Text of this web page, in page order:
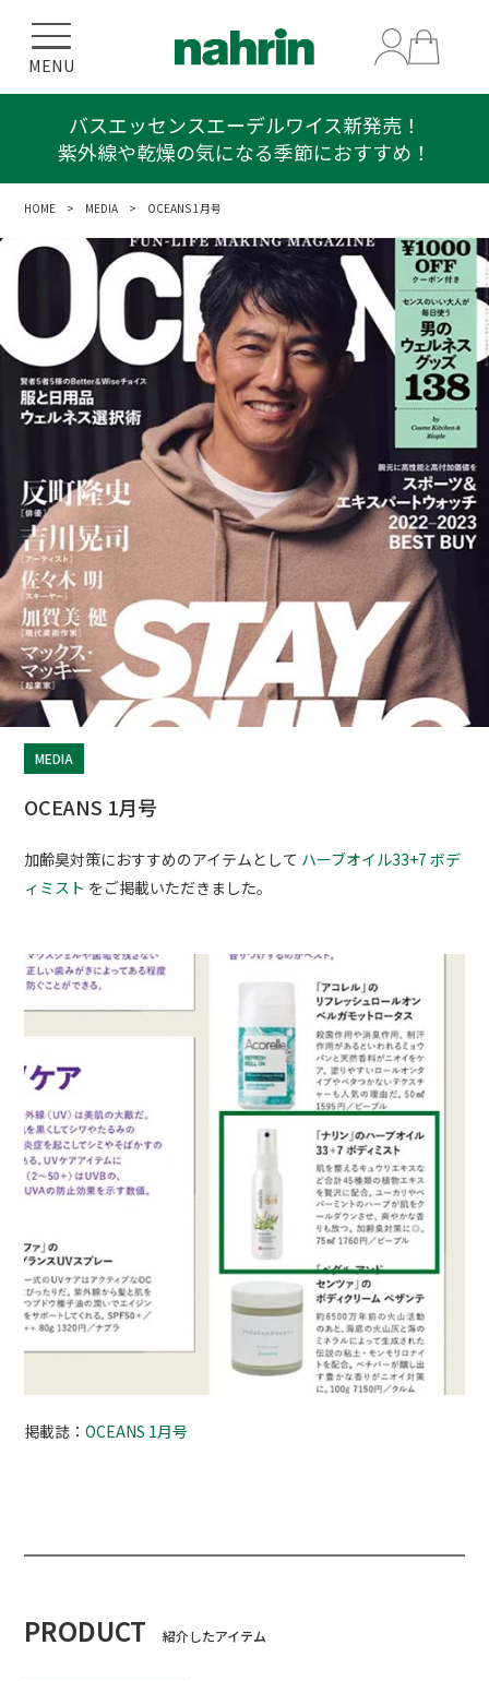
MENU
バスエッセンスエーデルワイス新発売！
紫外線や乾燥の気になる季節におすすめ！
HOME > MEDIA > OCEANS 1月号
MEDIA
OCEANS 1月号
加齢臭対策におすすめのアイテムとして ハーブオイル33+7 ボデ
ィミスト をご掲載いただきました。
掲載誌：OCEANS 1月号
PRODUCT 紹介したアイテム